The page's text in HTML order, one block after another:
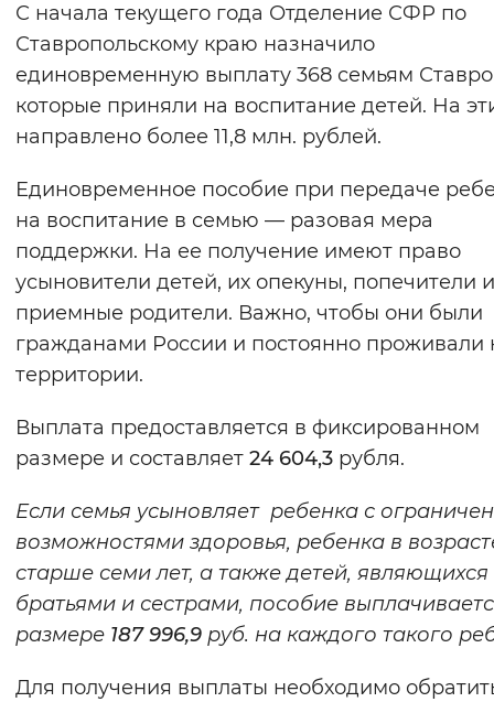
Цвет сайта
Монохромный Инверсивный
Синий фон
Изображения
Включены Выключены
Звуковой ассистент
Воспроизвести Остановить
Вернуть стандартные настройки
С начала текущего года Отделение СФР по
Ставропольскому краю назначило
единовременную выплату 368 семьям
которые приняли на воспитание детей. На
направлено более 11,8 млн. рублей.
Единовременное пособие при передаче
на воспитание в семью — разовая мера
поддержки. На ее получение имеют право
усыновители детей, их опекуны, попечители
приемные родители. Важно, чтобы они были
гражданами России и постоянно проживали
территории.
Выплата предоставляется в фиксированном
размере и составляет 24 604,3 рубля.
Если семья усыновляет ребенка с
возможностями здоровья, ребенка в
старше семи лет, а также детей, являющихся
братьями и сестрами, пособие
размере 187 996,9 руб. на каждого такого
Для получения выплаты необходимо